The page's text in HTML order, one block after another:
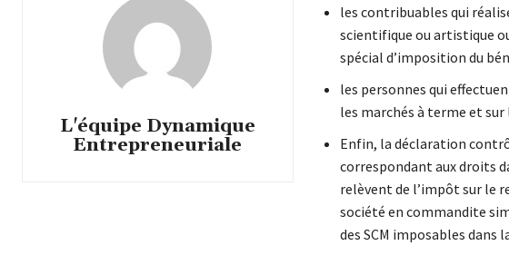
L'équipe Dynamique
Entrepreneuriale
les contribuables qui
scientifique ou artistique
spécial d’imposition du
les personnes qui
les marchés à terme et sur
Enfin, la déclaration
correspondant aux droits
relèvent de l’impôt sur le
société en commandite
des SCM imposables dans